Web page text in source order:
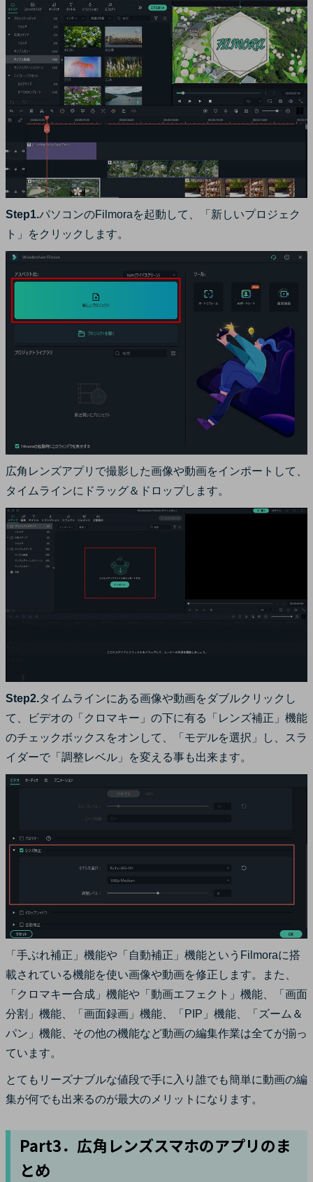
Step1.パソコンのFilmoraを起動して、「新しいプロジェク
ト」をクリックします。
広角レンズアプリで撮影した画像や動画をインポートして、
タイムラインにドラッグ＆ドロップします。
Step2.タイムラインにある画像や動画をダブルクリックし
て、ビデオの「クロマキー」の下に有る「レンズ補正」機能
のチェックボックスをオンして、「モデルを選択」し、スラ
イダーで「調整レベル」を変える事も出来ます。
「手ぶれ補正」機能や「自動補正」機能というFilmoraに搭
載されている機能を使い画像や動画を修正します。また、
「クロマキー合成」機能や「動画エフェクト」機能、「画面
分割」機能、「画面録画」機能、「PIP」機能、「ズーム＆
パン」機能、その他の機能など動画の編集作業は全てが揃っ
ています。
とてもリーズナブルな値段で手に入り誰でも簡単に動画の編
集が何でも出来るのが最大のメリットになります。
Part3．広角レンズスマホのアプリのま
とめ